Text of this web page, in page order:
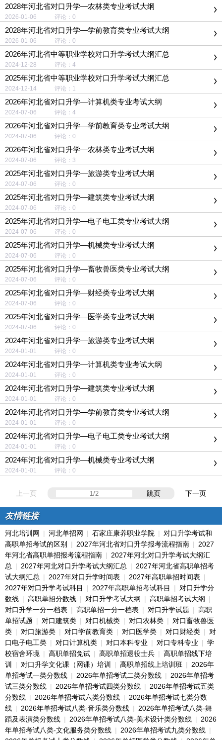
2028年河北省对口升学—农林类专业考试大纲
2026-01-06 评论：0
2028年河北省对口升学—学前教育类专业考试大纲
2026-01-06 评论：0
2026年河北省中等职业学校对口升学考试大纲汇总
2024-12-28 评论：4
2025年河北省中等职业学校对口升学考试大纲汇总
2024-12-14 评论：1
2026年河北省对口升学—计算机类专业考试大纲
2024-07-06 评论：4
2026年河北省对口升学—学前教育类专业考试大纲
2024-07-06 评论：0
2026年河北省对口升学—农林类专业考试大纲
2024-07-06 评论：3
2025年河北省对口升学—旅游类专业考试大纲
2024-07-06 评论：0
2025年河北省对口升学—建筑类专业考试大纲
2024-07-06 评论：0
2025年河北省对口升学—电子电工类专业考试大纲
2024-07-06 评论：0
2025年河北省对口升学—机械类专业考试大纲
2024-07-06 评论：0
2025年河北省对口升学—畜牧兽医类专业考试大纲
2024-07-06 评论：0
2025年河北省对口升学—财经类专业考试大纲
2024-07-06 评论：0
2025年河北省对口升学—医学类专业考试大纲
2024-07-06 评论：0
2024年河北省对口升学—旅游类专业考试大纲
2024-01-01 评论：0
2024年河北省对口升学—计算机类专业考试大纲
2024-01-01 评论：0
2024年河北省对口升学—建筑类专业考试大纲
2024-01-01 评论：0
2024年河北省对口升学—学前教育类专业考试大纲
2024-01-01 评论：0
2024年河北省对口升学—电子电工类专业考试大纲
2024-01-01 评论：0
2024年河北省对口升学—机械类专业考试大纲
2024-01-01 评论：0
上一页 跳页 下一页
友情链接
河北培训网 | 河北单招网 | 石家庄康养职业学院 | 对口升学考试和
高职单招考试的区别
| 2027年河北省对口升学报考流程指南 | 2027
年河北省高职单招报考流程指南 | 2027年河北对口升学考试大纲汇
总 | 2027年河北对口升学考试大纲汇总 | 2027年河北省高职单招考
试大纲汇总 | 2027年对口升学时间表 | 2027年高职单招时间表 |
2027年对口升学考试科目
| 2027年高职单招考试科目 | 对口升学分
数线 | 高职单招分数线 | 对口升学考试大纲 | 高职单招考试大纲 |
对口升学一分一档表 | 高职单招一分一档表 | 对口升学试题 | 高职
单招试题 | 对口建筑类 | 对口机械类 | 对口农林类 | 对口畜牧兽医
类 | 对口旅游类 | 对口学前教育类 | 对口医学类 | 对口财经类 | 对
口电子电工类 | 对口计算机类 | 对口本科专业 | 对口专科专业 | 学
校宿舍环境 | 高职单招免试 | 高职单招退役士兵 | 高职单招线下培
训
| 对口升学文化课（网课）培训 | 高职单招线上培训班 | 2026年
单招考试一类分数线 | 2026年单招考试二类分数线 | 2026年单招考
试三类分数线 | 2026年单招考试四类分数线 | 2026年单招考试五类
分数线 | 2026年单招考试六类分数线 | 2026年单招考试七类分数
线 | 2026年单招考试八类-音乐类分数线 | 2026年单招考试八类-舞
蹈及表演类分数线 | 2026年单招考试八类-美术设计类分数线 | 2026
年单招考试八类-文化服务类分数线 | 2026年单招考试九类分数线 |